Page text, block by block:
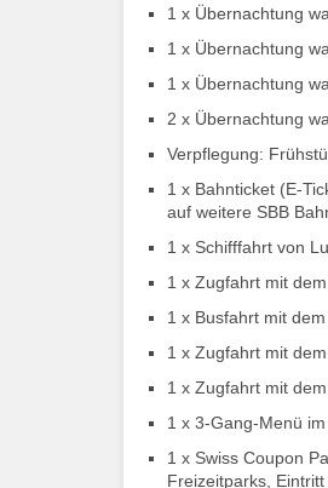
1 x Übernachtung
1 x Übernachtung
1 x Übernachtung
2 x Übernachtung
Verpflegung:
1 x Bahnticket (E-
auf weitere SBB
1 x Schifffahrt von
1 x Zugfahrt mit
1 x Busfahrt mit
1 x Zugfahrt mit
1 x Zugfahrt mit
1 x 3-Gang-Menü
1 x Swiss Coupon
Freizeitparks,